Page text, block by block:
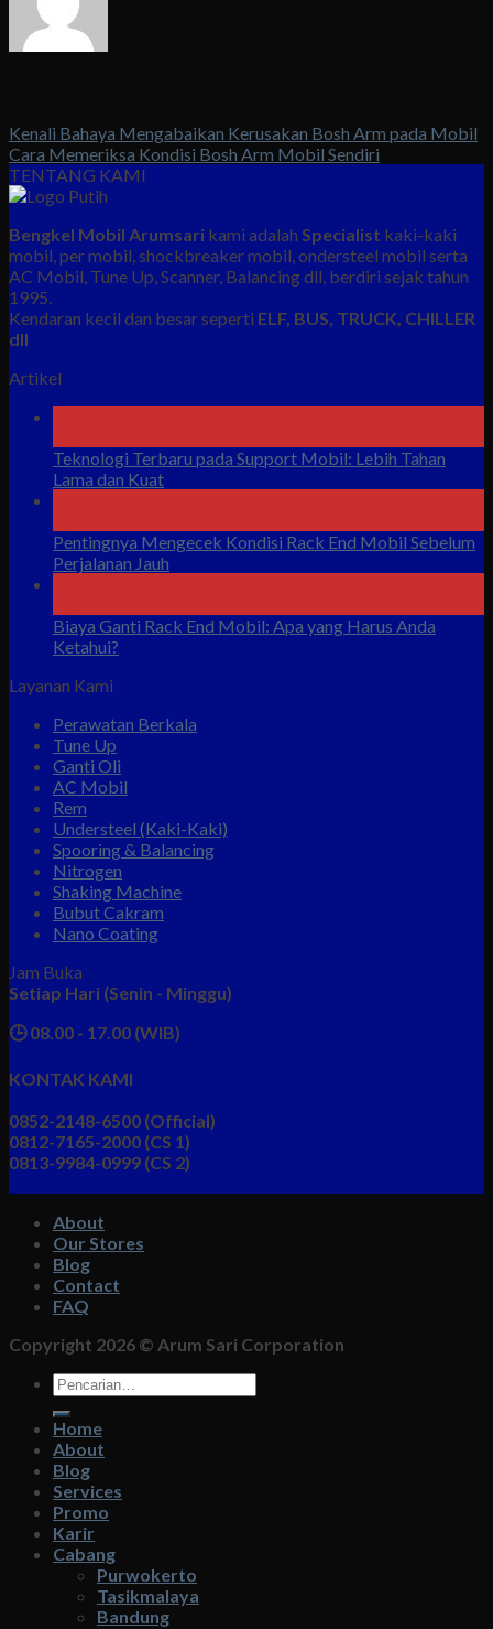
Kenali Bahaya Mengabaikan Kerusakan Bosh Arm pada Mobil
Cara Memeriksa Kondisi Bosh Arm Mobil Sendiri
TENTANG KAMI
Bengkel Mobil Arumsari kami adalah Specialist kaki-kaki
mobil, per mobil, shockbreaker mobil, ondersteel mobil serta
AC Mobil, Tune Up, Scanner, Balancing dll, berdiri sejak tahun
1995.
Kendaran kecil dan besar seperti ELF, BUS, TRUCK, CHILLER
dll
Artikel
Teknologi Terbaru pada Support Mobil: Lebih Tahan
Lama dan Kuat
Pentingnya Mengecek Kondisi Rack End Mobil Sebelum
Perjalanan Jauh
Biaya Ganti Rack End Mobil: Apa yang Harus Anda
Ketahui?
Layanan Kami
Perawatan Berkala
Tune Up
Ganti Oli
AC Mobil
Rem
Understeel (Kaki-Kaki)
Spooring & Balancing
Nitrogen
Shaking Machine
Bubut Cakram
Nano Coating
Jam Buka
Setiap Hari (Senin - Minggu)
🕒 08.00 - 17.00 (WIB)
KONTAK KAMI
0852-2148-6500 (Official)
0812-7165-2000 (CS 1)
0813-9984-0999 (CS 2)
About
Our Stores
Blog
Contact
FAQ
Copyright 2026 © Arum Sari Corporation
Pencarian
untuk:
Home
About
Blog
Services
Promo
Karir
Cabang
Purwokerto
Tasikmalaya
Bandung